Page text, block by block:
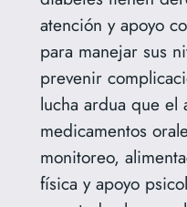
atención y apoyo
para manejar sus
prevenir
lucha ardua que el
medicamentos
monitoreo,
física y apoyo